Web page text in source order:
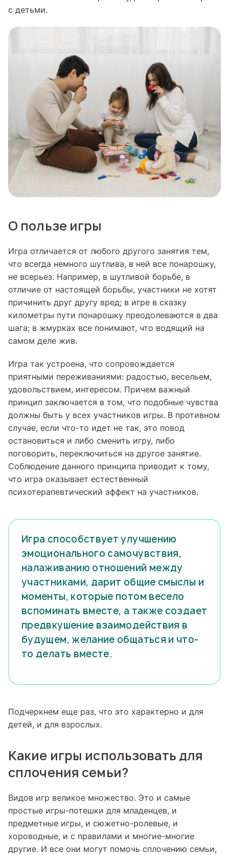
с детьми.
О пользе игры
Игра отличается от любого другого занятия тем,
что всегда немного шутлива, в ней все понарошку,
не всерьез. Например, в шутливой борьбе, в
отличие от настоящей борьбы, участники не хотят
причинить друг другу вред; в игре в сказку
километры пути понарошку преодолеваются в два
шага; в жмурках все понимают, что водящий на
самом деле жив.
Игра так устроена, что сопровождается
приятными переживаниями: радостью, весельем,
удовольствием, интересом. Причем важный
принцип заключается в том, что подобные чувства
должны быть у всех участников игры. В противном
случае, если что-то идет не так, это повод
остановиться и либо сменить игру, либо
поговорить, переключиться на другое занятие.
Соблюдение данного принципа приводит к тому,
что игра оказывает естественный
психотерапевтический эффект на участников.
Игра способствует улучшению
эмоционального самочувствия,
налаживанию отношений между
участниками, дарит общие смыслы и
моменты, которые потом весело
вспоминать вместе, а также создает
предвкушение взаимодействия в
будущем, желание общаться и что-
то делать вместе.
Подчеркнем еще раз, что это характерно и для
детей, и для взрослых.
Какие игры использовать для
сплочения семьи?
Видов игр великое множество. Это и самые
простые игры-потешки для младенцев, и
предметные игры, и сюжетно-ролевые, и
хороводные, и с правилами и многие-многие
другие. И все они могут помочь сплочению семьи,